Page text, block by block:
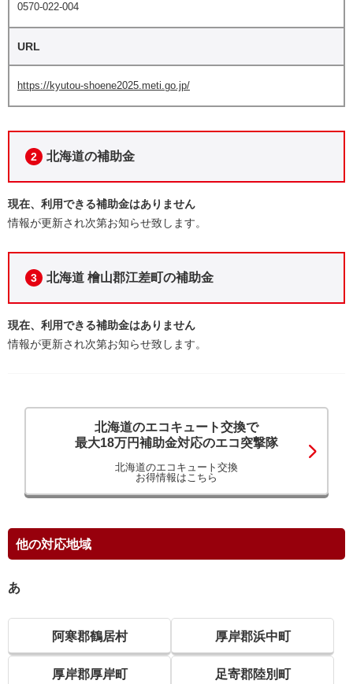
0570-022-004
URL
https://kyutou-shoene2025.meti.go.jp/
2 北海道の補助金
現在、利用できる補助金はありません
情報が更新され次第お知らせ致します。
3 北海道 檜山郡江差町の補助金
現在、利用できる補助金はありません
情報が更新され次第お知らせ致します。
北海道のエコキュート交換で
最大18万円補助金対応のエコ突撃隊
北海道のエコキュート交換
お得情報はこちら
他の対応地域
あ
阿寒郡鶴居村 厚岸郡浜中町
厚岸郡厚岸町 足寄郡陸別町